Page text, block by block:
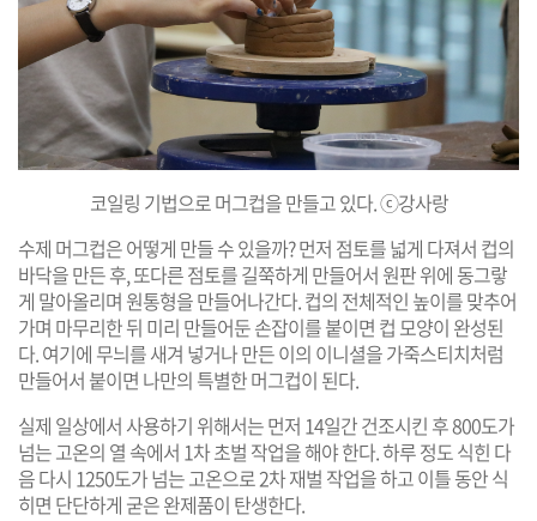
코일링 기법으로 머그컵을 만들고 있다. ⓒ강사랑
수제 머그컵은 어떻게 만들 수 있을까? 먼저 점토를 넓게 다져서 컵의
바닥을 만든 후, 또다른 점토를 길쭉하게 만들어서 원판 위에 동그랗
게 말아올리며 원통형을 만들어나간다. 컵의 전체적인 높이를 맞추어
가며 마무리한 뒤 미리 만들어둔 손잡이를 붙이면 컵 모양이 완성된
다. 여기에 무늬를 새겨 넣거나 만든 이의 이니셜을 가죽스티치처럼
만들어서 붙이면 나만의 특별한 머그컵이 된다.
실제 일상에서 사용하기 위해서는 먼저 14일간 건조시킨 후 800도가
넘는 고온의 열 속에서 1차 초벌 작업을 해야 한다. 하루 정도 식힌 다
음 다시 1250도가 넘는 고온으로 2차 재벌 작업을 하고 이틀 동안 식
히면 단단하게 굳은 완제품이 탄생한다.